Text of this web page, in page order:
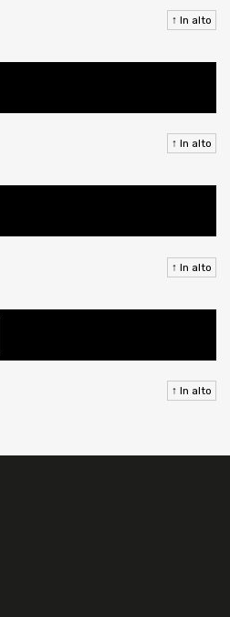
↑ In alto
↑ In alto
↑ In alto
↑ In alto